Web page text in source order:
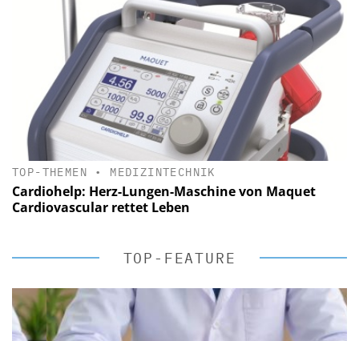
TOP-THEMEN • MEDIZINTECHNIK
Cardiohelp: Herz-Lungen-Maschine von Maquet
Cardiovascular rettet Leben
TOP-FEATURE